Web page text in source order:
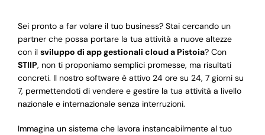
Sei pronto a far volare il tuo business? Stai cercando un
partner che possa portare la tua attività a nuove altezze
con il sviluppo di app gestionali cloud a Pistoia? Con
STIIP, non ti proponiamo semplici promesse, ma risultati
concreti. Il nostro software è attivo 24 ore su 24, 7 giorni su
7, permettendoti di vendere e gestire la tua attività a livello
nazionale e internazionale senza interruzioni.
Immagina un sistema che lavora instancabilmente al tuo